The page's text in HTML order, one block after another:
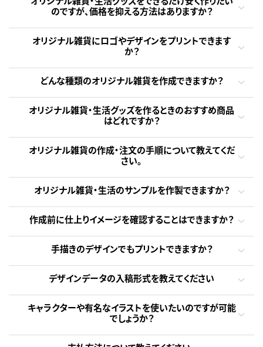
のですが、価格を抑える方法はありますか？
オリジナル雑貨にロゴやデザインをプリントできます
か？
どんな種類のオリジナル雑貨を作成できますか？
オリジナル雑貨・生活グッズを作るときのおすすめ商品
はどれですか？
オリジナル雑貨の作成・注文の手順について教えてくだ
さい。
オリジナル雑貨・生活のサンプルを作製できますか？
作成前に仕上りイメージを確認することはできますか？
手描きのデザインでもプリントできますか？
デザインデータの入稿形式を教えてください
キャラクターや有名なイラストを使いたいのですが可能
でしょうか？